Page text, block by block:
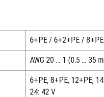
6+PE / 6+2+PE /
AWG 20 ... 1 (0.5 ... 35
6+PE, 8+PE, 12+PE,
24: 42 V